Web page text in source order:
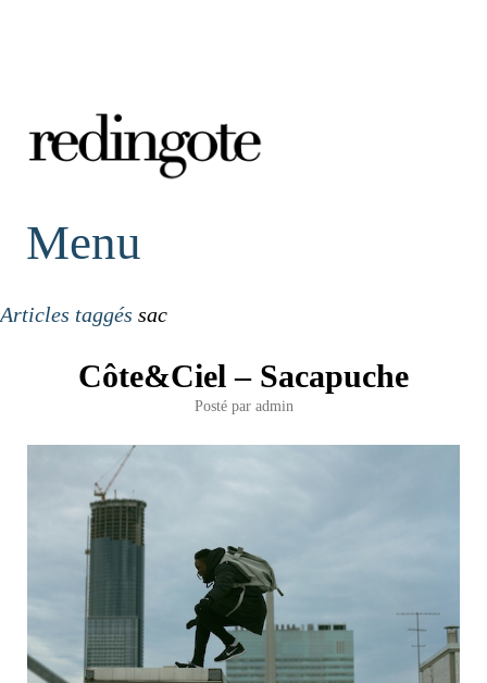
redingote.
Menu
Articles taggés sac
Côte&Ciel – Sacapuche
Posté par admin